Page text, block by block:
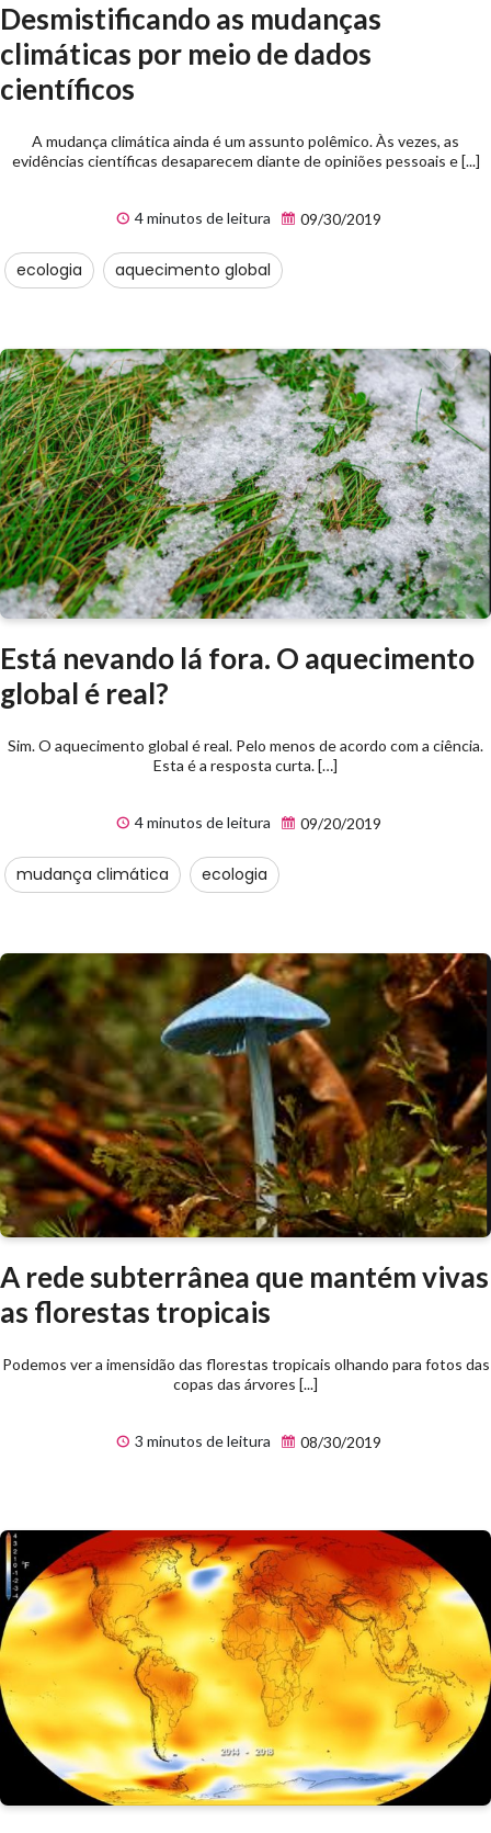
Desmistificando as mudanças
climáticas por meio de dados
científicos
A mudança climática ainda é um assunto polêmico. Às vezes, as
evidências científicas desaparecem diante de opiniões pessoais e [...]
4 minutos de leitura 09/30/2019
ecologia aquecimento global
Está nevando lá fora. O aquecimento
global é real?
Sim. O aquecimento global é real. Pelo menos de acordo com a ciência.
Esta é a resposta curta. […]
4 minutos de leitura 09/20/2019
mudança climática ecologia
A rede subterrânea que mantém vivas
as florestas tropicais
Podemos ver a imensidão das florestas tropicais olhando para fotos das
copas das árvores [...]
3 minutos de leitura 08/30/2019